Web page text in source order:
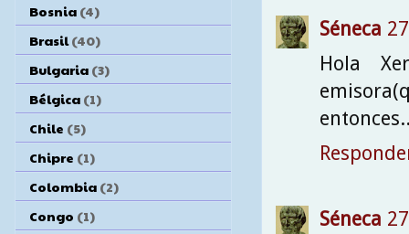
Séneca
Hola
Séneca
Bosnia (4)
Brasil (40)
Bulgaria (3)
Bélgica (1)
Chile (5)
Chipre (1)
Colombia (2)
Congo (1)